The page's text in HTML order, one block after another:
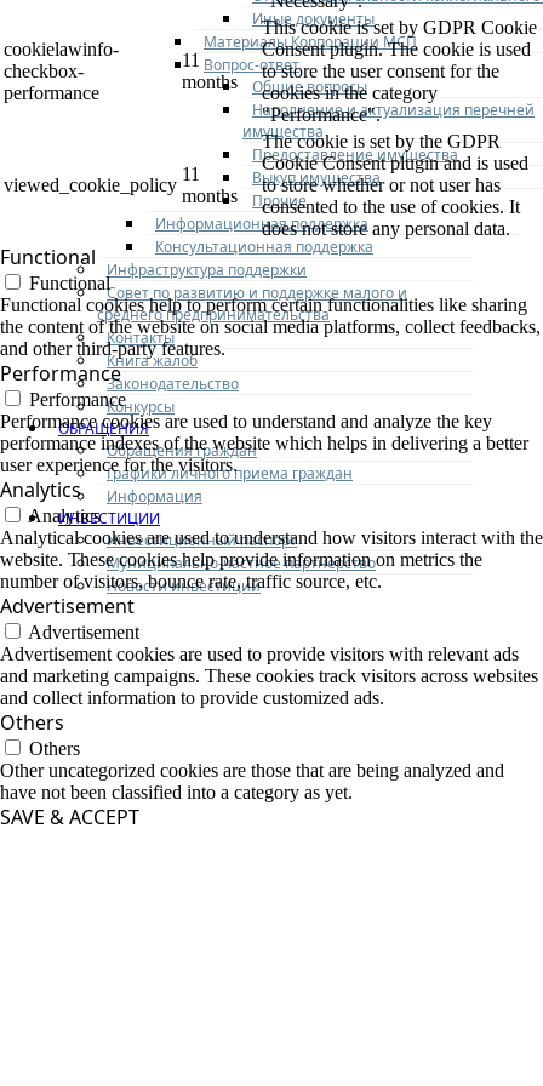
Иные документы
Материалы Корпорации МСП
Вопрос-ответ
Общие вопросы
Наполнение и актуализация перечней
имущества
Предоставление имущества
Выкуп имущества
Прочие
Информационная поддержка
Консультационная поддержка
Инфраструктура поддержки
Совет по развитию и поддержке малого и
среднего предпринимательства
Контакты
Книга жалоб
Законодательство
Конкурсы
ОБРАЩЕНИЯ
Обращения граждан
Графики личного приема граждан
Информация
ИНВЕСТИЦИИ
Инвестиционный паспорт
Муниципально-частное партнерство
Новости инвестиций
cookielawinfo-
checkbox-
performance
11
months
This cookie is set by GDPR Cookie
Consent plugin. The cookie is used
to store the user consent for the
cookies in the category
"Performance".
viewed_cookie_policy
11
months
The cookie is set by the GDPR
Cookie Consent plugin and is used
to store whether or not user has
consented to the use of cookies. It
does not store any personal data.
Functional
Functional
Functional cookies help to perform certain functionalities like sharing
the content of the website on social media platforms, collect feedbacks,
and other third-party features.
Performance
Performance
Performance cookies are used to understand and analyze the key
performance indexes of the website which helps in delivering a better
user experience for the visitors.
Analytics
Analytics
Analytical cookies are used to understand how visitors interact with the
website. These cookies help provide information on metrics the
number of visitors, bounce rate, traffic source, etc.
Advertisement
Advertisement
Advertisement cookies are used to provide visitors with relevant ads
and marketing campaigns. These cookies track visitors across websites
and collect information to provide customized ads.
Others
Others
Other uncategorized cookies are those that are being analyzed and
have not been classified into a category as yet.
SAVE & ACCEPT